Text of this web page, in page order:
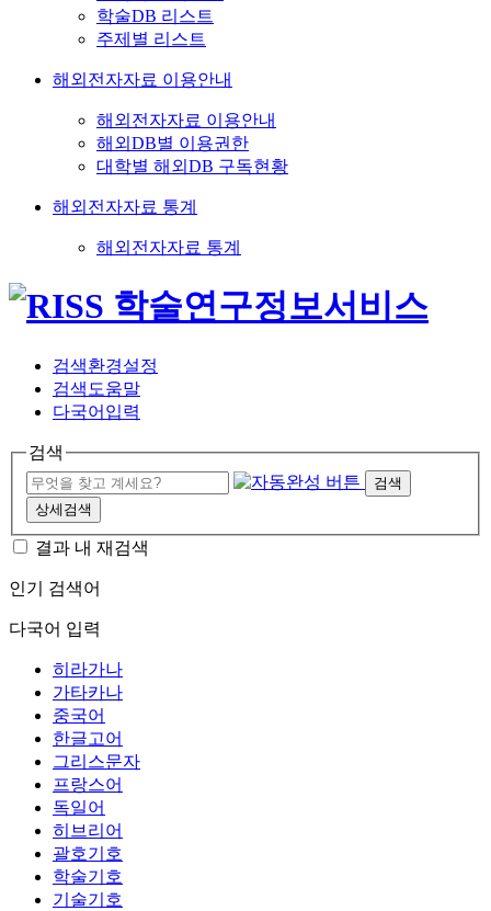
학술DB 리스트
주제별 리스트
해외전자자료 이용안내
해외전자자료 이용안내
해외DB별 이용권한
대학별 해외DB 구독현황
해외전자자료 통계
해외전자자료 통계
검색환경설정
검색도움말
다국어입력
검색
검색
상세검색
결과 내 재검색
인기 검색어
다국어 입력
히라가나
가타카나
중국어
한글고어
그리스문자
프랑스어
독일어
히브리어
괄호기호
학술기호
기술기호